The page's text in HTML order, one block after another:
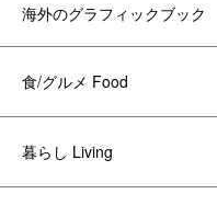
海外のグラフィックブック
食/グルメ Food
暮らし Living